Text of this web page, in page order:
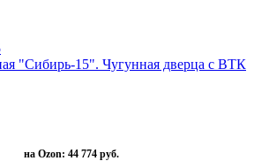
"Сибирь-15". Чугунная дверца с ВТК
на Ozon: 44 774 руб.